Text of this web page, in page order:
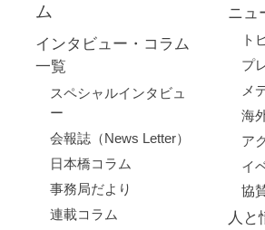
ム
インタビュー・コラム
一覧
スペシャルインタビュ
ー
会報誌（News Letter）
日本橋コラム
事務局だより
連載コラム
ニュ
ト
プ
メ
海
ア
イ
協
人と